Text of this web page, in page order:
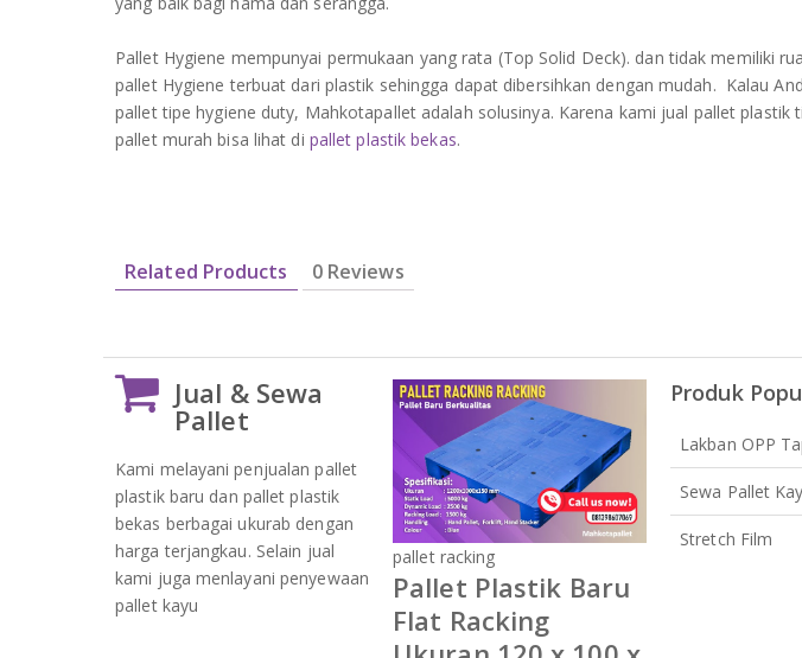
Pallet Hygiene mempunyai permukaan yang rata (Top Solid Deck). dan tidak memiliki
pallet Hygiene terbuat dari plastik sehingga dapat dibersihkan dengan mudah. Kalau
pallet tipe hygiene duty, Mahkotapallet adalah solusinya. Karena kami jual pallet plastik
pallet murah bisa lihat di pallet plastik bekas.
Related Products 0 Reviews
Jual & Sewa
Pallet
Kami melayani penjualan pallet
plastik baru dan pallet plastik
bekas berbagai ukurab dengan
harga terjangkau. Selain jual
kami juga menlayani penyewaan
pallet kayu
pallet racking
Pallet Plastik Baru
Flat Racking
Produk
Lakban OPP
Sewa Pallet
Stretch Film